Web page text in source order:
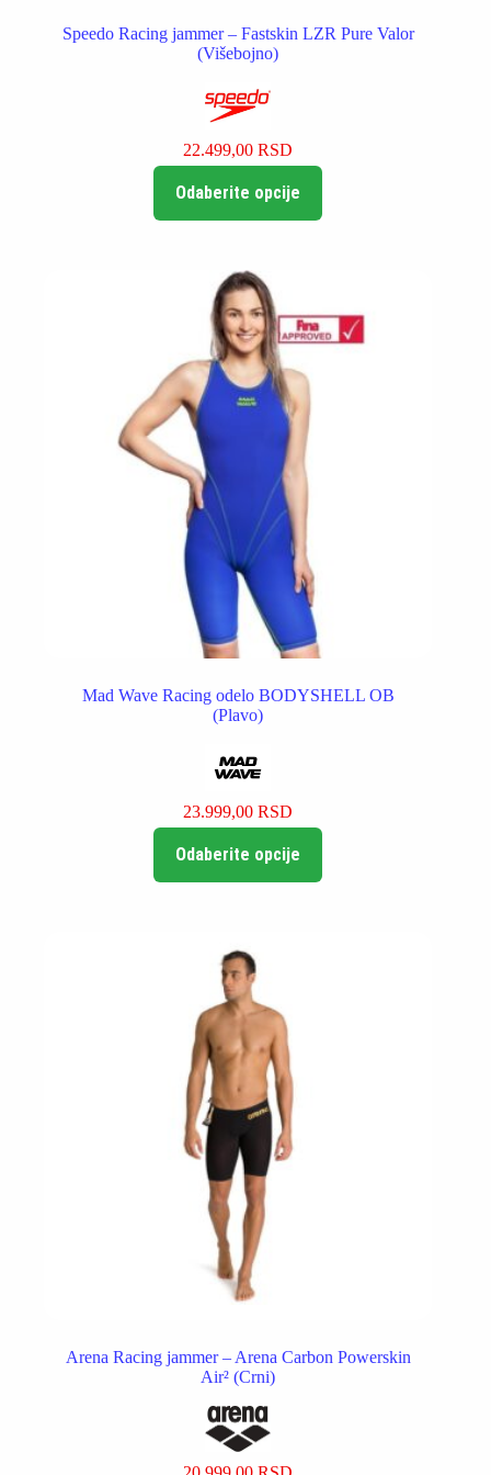
Speedo Racing jammer – Fastskin LZR Pure Valor
(Višebojno)
22.499,00RSD
Odaberite opcije
proizvod
Opcije
mogu
biti
izabrane
na
stranici
proizvoda.
Mad Wave Racing odelo BODYSHELL OB
(Plavo)
23.999,00RSD
Odaberite opcije
proizvod
mogu
biti
izabrane
na
stranici
proizvoda.
Arena Racing jammer – Arena Carbon Powerskin
Air² (Crni)